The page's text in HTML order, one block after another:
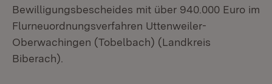
Bewilligungsbescheides mit über 940.000 Euro im
Flurneuordnungsverfahren Uttenweiler-
Oberwachingen (Tobelbach) (Landkreis
Biberach).